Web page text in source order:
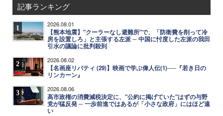
記事ランキング
1 2026.08.01
【熊本地震】"クーラーなし避難所"で、「防衛費を削って冷
房を設置しろ」と主張する左派 ─ 中国に忖度した左派の我田
引水の議論に批判殺到
2 2026.08.02
【名画座リバティ (29)】映画で学ぶ偉人伝(1)──『若き日の
リンカーン』
3 2026.08.06
高市政権の消費減税決定に、"公約に掲げていた"はずの与野
党が猛反発 ─ 一歩前進ではあるが「小さな政府」にはほど遠
い